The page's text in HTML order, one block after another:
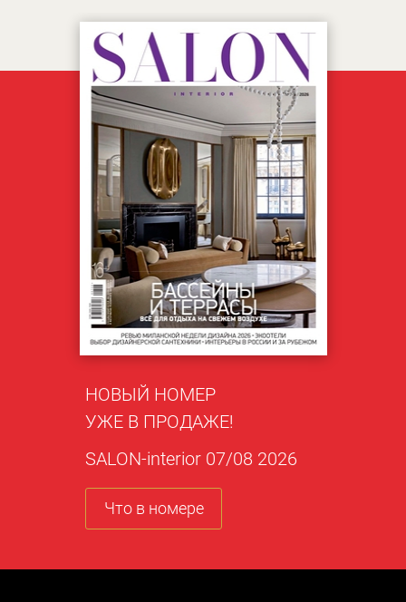
НОВЫЙ НОМЕР
УЖЕ В ПРОДАЖЕ!
SALON-interior 07/08 2026
Что в номере